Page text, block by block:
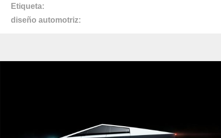
Etiqueta
diseño automotriz